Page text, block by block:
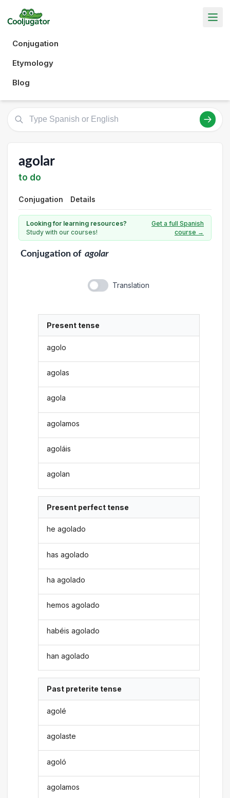
Conjugation
Etymology
Blog
agolar
to do
Conjugation Details
Looking for learning resources?
Study with our courses!
Get a full Spanish
course →
Conjugationof agolar
Translation
Present tense
agolo
agolas
agola
agolamos
agoláis
agolan
Present perfect tense
he agolado
has agolado
ha agolado
hemos agolado
habéis agolado
han agolado
Past preterite tense
agolé
agolaste
agoló
agolamos